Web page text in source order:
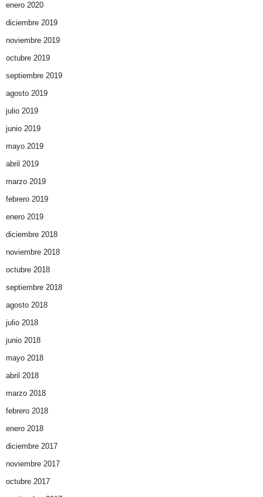
enero 2020
diciembre 2019
noviembre 2019
octubre 2019
septiembre 2019
agosto 2019
julio 2019
junio 2019
mayo 2019
abril 2019
marzo 2019
febrero 2019
enero 2019
diciembre 2018
noviembre 2018
octubre 2018
septiembre 2018
agosto 2018
julio 2018
junio 2018
mayo 2018
abril 2018
marzo 2018
febrero 2018
enero 2018
diciembre 2017
noviembre 2017
octubre 2017